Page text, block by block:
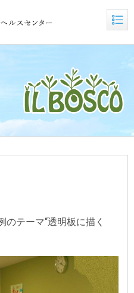
テーマ“透明板に描く